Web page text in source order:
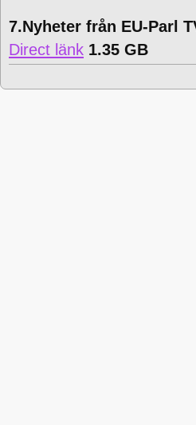
7.Nyheter från EU-Parl
Direct länk 1.35 GB